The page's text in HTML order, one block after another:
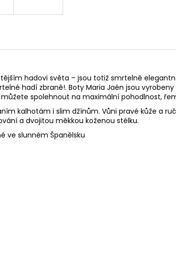
hadovi světa – jsou totiž smrtelně
hadí zbraně!. Boty Maria Jaén jsou
spolehnout na maximální pohodlnost,
kalhotám i slim džínům. Vůni pravé kůže a
a dvojitou měkkou koženou stélku.
ve slunném Španělsku